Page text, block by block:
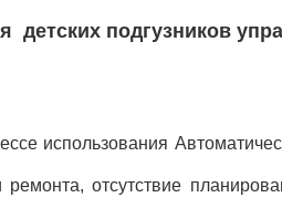
детских подгузников
использования
ремонта, отсутствие